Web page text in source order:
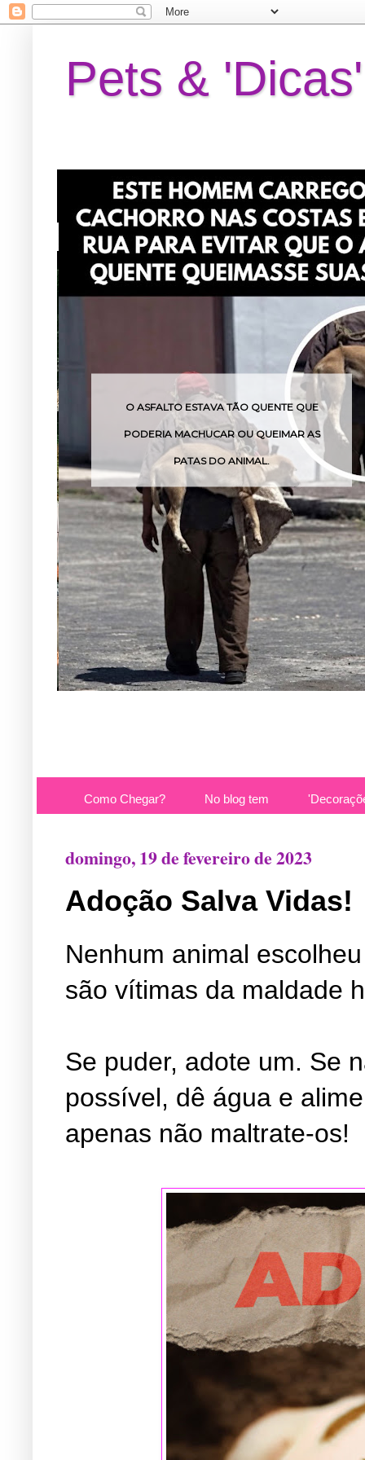
Pets & 'Dicas'
ESTAVA TÃO QUENTE QUE
OU QUEIMAR AS
DO ANIMAL.
O VENENO
Como Chegar? No blog tem
domingo, 19 de fevereiro de 2023
Adoção Salva Vidas!
Nenhum animal
são vítimas da maldade
Se puder, adote um. Se
possível, dê água e
apenas não maltrate-os!